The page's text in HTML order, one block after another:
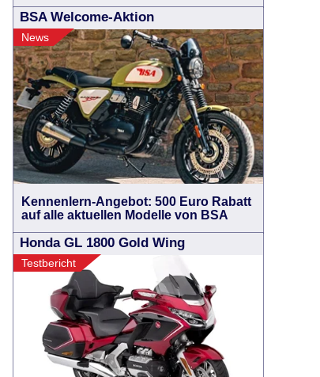
BSA Welcome-Aktion
News
Kennenlern-Angebot: 500 Euro Rabatt
auf alle aktuellen Modelle von BSA
Honda GL 1800 Gold Wing
Testbericht